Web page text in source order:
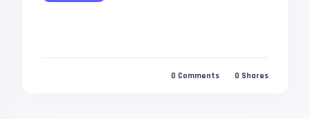
0 Comments 0 Shares